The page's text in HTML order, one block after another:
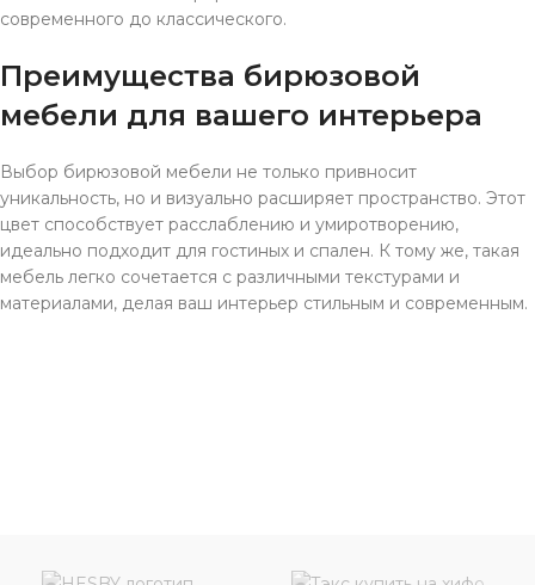
современного до классического.
Преимущества бирюзовой
мебели для вашего интерьера
Выбор бирюзовой мебели не только привносит
уникальность, но и визуально расширяет пространство. Этот
цвет способствует расслаблению и умиротворению,
идеально подходит для гостиных и спален. К тому же, такая
мебель легко сочетается с различными текстурами и
материалами, делая ваш интерьер стильным и современным.